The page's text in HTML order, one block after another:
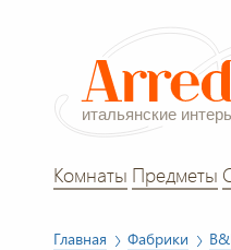
Комнаты Предметы
Главная Фабрики